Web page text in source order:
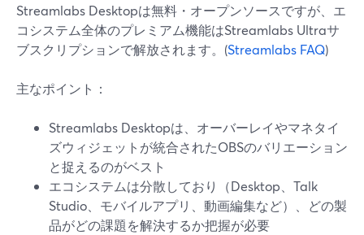
Streamlabs Desktopは無料・オープンソースですが、エ
コシステム全体のプレミアム機能はStreamlabs Ultraサ
ブスクリプションで解放されます。(Streamlabs FAQ)
主なポイント：
Streamlabs Desktopは、オーバーレイやマネタイ
ズウィジェットが統合されたOBSのバリエーション
と捉えるのがベスト
エコシステムは分散しており（Desktop、Talk
Studio、モバイルアプリ、動画編集など）、どの製
品がどの課題を解決するか把握が必要